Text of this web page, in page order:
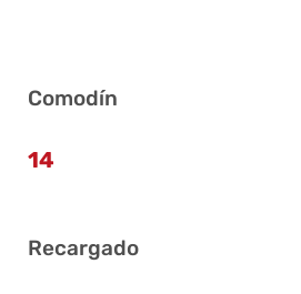
Comodín
14
Recargado